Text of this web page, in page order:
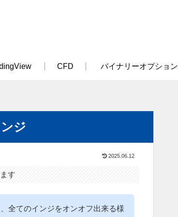
CFD バイナリーオプション
ジ
2025.06.12
す
全てのインジをオンオフ出来る様